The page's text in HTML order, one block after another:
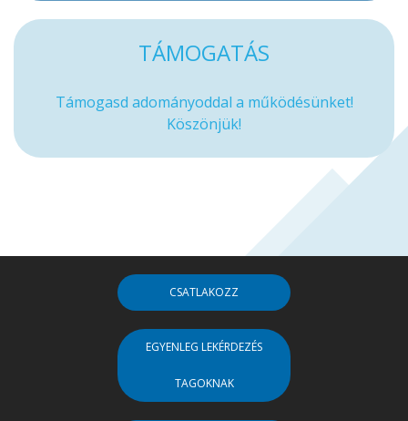
TÁMOGATÁS
Támogasd adományoddal a működésünket!
Köszönjük!
CSATLAKOZZ
EGYENLEG LEKÉRDEZÉS
TAGOKNAK